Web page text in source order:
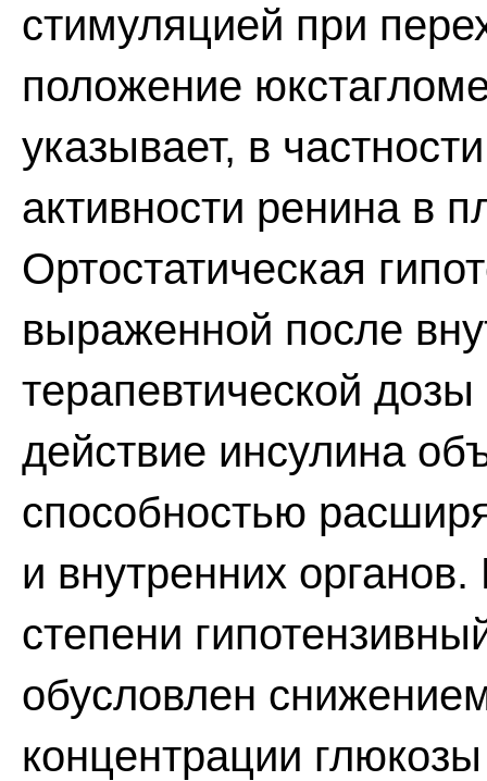
стимуляцией при
положение
указывает, в
активности ренина в
Ортостатическая
выраженной после
терапевтической
действие инсулина
способностью
и внутренних
степени
обусловлен
концентрации